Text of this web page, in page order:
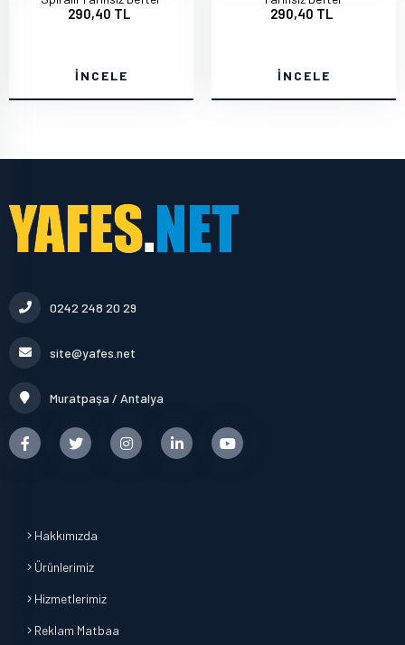
290,40 TL
İNCELE
290,40 TL
İNCELE
0242 248 20 29
site@yafes.net
Muratpaşa / Antalya
Hakkımızda
Ürünlerimiz
Hizmetlerimiz
Reklam Matbaa